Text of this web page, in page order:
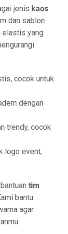
jenis kaos
dan sablon
elastis yang
cocok untuk
dengan
trendy, cocok
logo event,
tim
bantu
agar